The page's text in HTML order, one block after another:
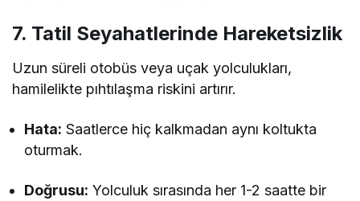
7. Tatil Seyahatlerinde Hareketsizlik
Uzun süreli otobüs veya uçak yolculukları,
hamilelikte pıhtılaşma riskini artırır.
Hata: Saatlerce hiç kalkmadan aynı koltukta
oturmak.
Doğrusu: Yolculuk sırasında her 1-2 saatte bir